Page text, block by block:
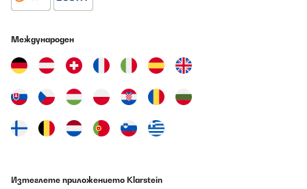
Международен
Изтеглете приложението Klarstein